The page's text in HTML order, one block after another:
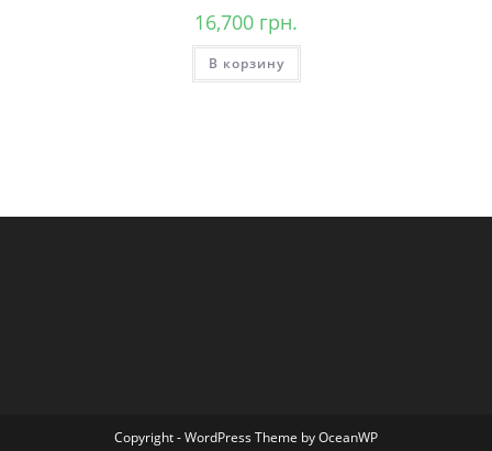
16,700 грн.
В корзину
Copyright - WordPress Theme by OceanWP